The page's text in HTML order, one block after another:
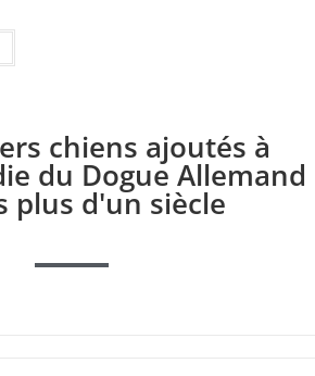
chiens ajoutés à
du Dogue Allemand
plus d'un siècle